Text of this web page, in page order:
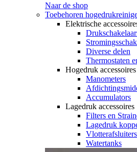
Naar de shop
Toebehoren
Elektrische
Diverse delen
Thermostaten
Hogedruk accessoires
Manometers
Accumulators
Lagedruk accessoires
Filters en
Lagedruk
Watertanks